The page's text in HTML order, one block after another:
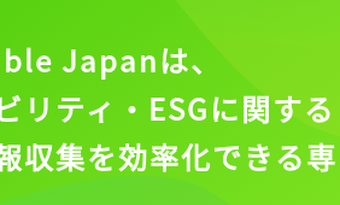
をお気に入りに
ログインが必
Japanは、
リティ・ESGに関する
収集を効率化できる